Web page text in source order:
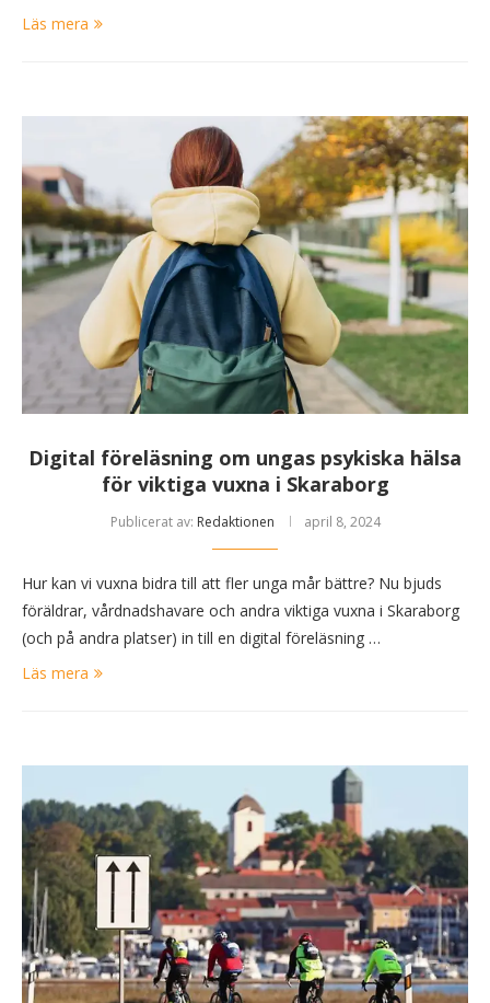
Läs mera
Digital föreläsning om ungas psykiska hälsa
för viktiga vuxna i Skaraborg
Publicerat av: Redaktionen april 8, 2024
Hur kan vi vuxna bidra till att fler unga mår bättre? Nu bjuds
föräldrar, vårdnadshavare och andra viktiga vuxna i Skaraborg
(och på andra platser) in till en digital föreläsning …
Läs mera